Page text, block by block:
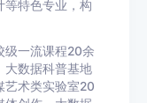
等特色专业，构
级一流课程20余
大数据科普基地
艺术类实验室20